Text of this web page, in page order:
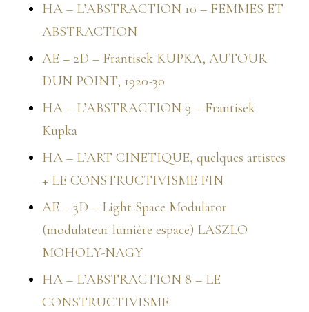
HA – L’ABSTRACTION 10 – FEMMES ET
ABSTRACTION
AE – 2D – Frantisek KUPKA, AUTOUR
DUN POINT, 1920-30
HA – L’ABSTRACTION 9 – Frantisek
Kupka
HA – L’ART CINETIQUE, quelques artistes
+ LE CONSTRUCTIVISME FIN
AE – 3D – Light Space Modulator
(modulateur lumière espace) LASZLO
MOHOLY-NAGY
HA – L’ABSTRACTION 8 – LE
CONSTRUCTIVISME